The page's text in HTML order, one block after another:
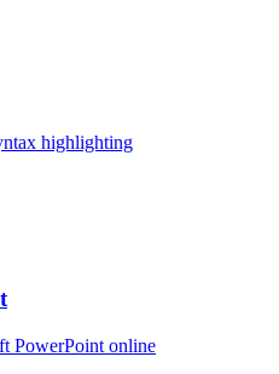
highlighting
PowerPoint online